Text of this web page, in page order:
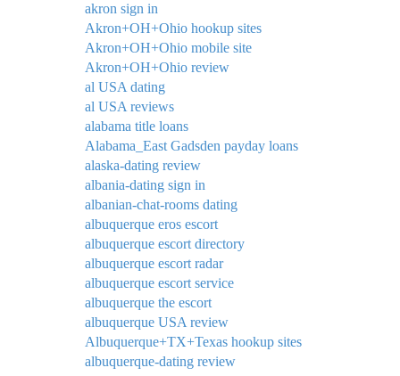
akron sign in
Akron+OH+Ohio hookup sites
Akron+OH+Ohio mobile site
Akron+OH+Ohio review
al USA dating
al USA reviews
alabama title loans
Alabama_East Gadsden payday loans
alaska-dating review
albania-dating sign in
albanian-chat-rooms dating
albuquerque eros escort
albuquerque escort directory
albuquerque escort radar
albuquerque escort service
albuquerque the escort
albuquerque USA review
Albuquerque+TX+Texas hookup sites
albuquerque-dating review